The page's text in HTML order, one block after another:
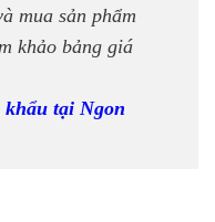
mua sản phẩm
khảo bảng giá
tại Ngon